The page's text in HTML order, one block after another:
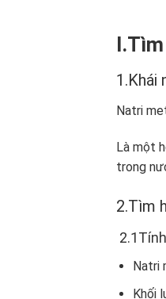
1.Khái
Natri
Là một
trong
2.Tìm
Natri
Khối